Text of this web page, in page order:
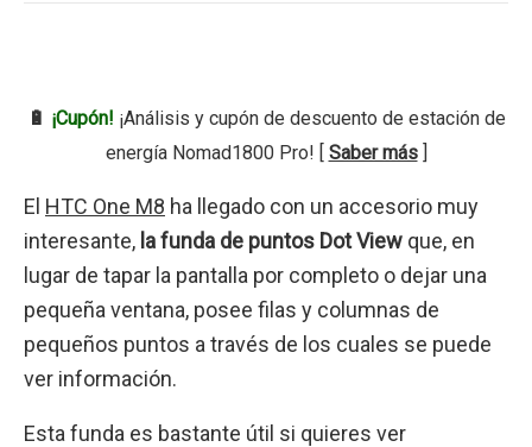
🔋 ¡Cupón! ¡Análisis y cupón de descuento de estación de
energía Nomad1800 Pro! [ Saber más]
El HTC One M8 ha llegado con un accesorio muy
interesante, la funda de puntos Dot View que, en
lugar de tapar la pantalla por completo o dejar una
pequeña ventana, posee filas y columnas de
pequeños puntos a través de los cuales se puede
ver información.
Esta funda es bastante útil si quieres ver